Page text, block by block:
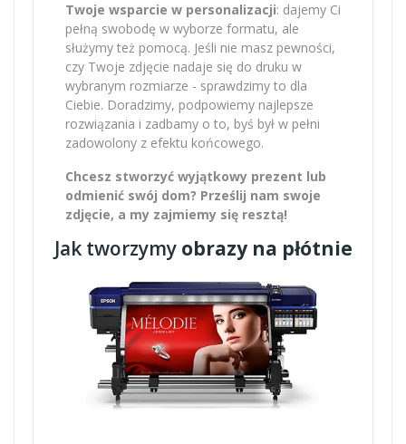
Twoje wsparcie w personalizacji: dajemy Ci
pełną swobodę w wyborze formatu, ale
służymy też pomocą. Jeśli nie masz pewności,
czy Twoje zdjęcie nadaje się do druku w
wybranym rozmiarze - sprawdzimy to dla
Ciebie. Doradzimy, podpowiemy najlepsze
rozwiązania i zadbamy o to, byś był w pełni
zadowolony z efektu końcowego.
Chcesz stworzyć wyjątkowy prezent lub
odmienić swój dom? Prześlij nam swoje
zdjęcie, a my zajmiemy się resztą!
Jak tworzymyobrazy na płótnie